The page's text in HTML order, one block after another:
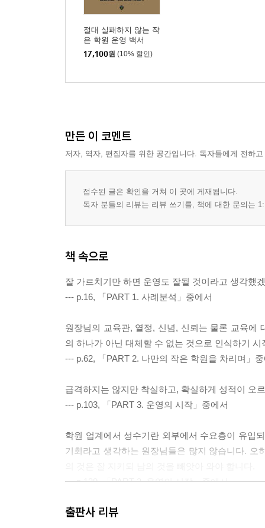
절대 실패하지 않는 작
은 학원 운영 백서
17,100원 (10% 할인)
만든 이 코멘트
저자, 역자, 편집자를 위한 공간입니다. 독자들에게 전하
접수된 글은 확인을 거쳐 이 곳에 게재됩니다.
독자 분들의 리뷰는 리뷰 쓰기를, 책에 대한 문의는
책 속으로
잘 가르치기만 하면 운영도 잘될 것이라고 생각했
--- p.16, 「PART 1. 사례분석」중에서
원장님의 교육관, 열정, 신념, 신뢰는 물론 교육에
의 하나가 아닌 대체할 수 없는 것으로 인식하기 시
--- p.62, 「PART 2. 나만의 작은 학원을 차리며」
급격하지는 않지만 착실하고, 확실하게 성적이 오
--- p.103, 「PART 3. 운영의 시작」중에서
학원 업계에서 성수기란 외부에서 수요층이 유입
기회라고 생각하는 원장님들은 많지 않습니다.
--- p.139, 「PART 3. 운영의 시작」중에서
원장님은 빠르게 변화하는 교육 트렌드를 파악하
출판사 리뷰